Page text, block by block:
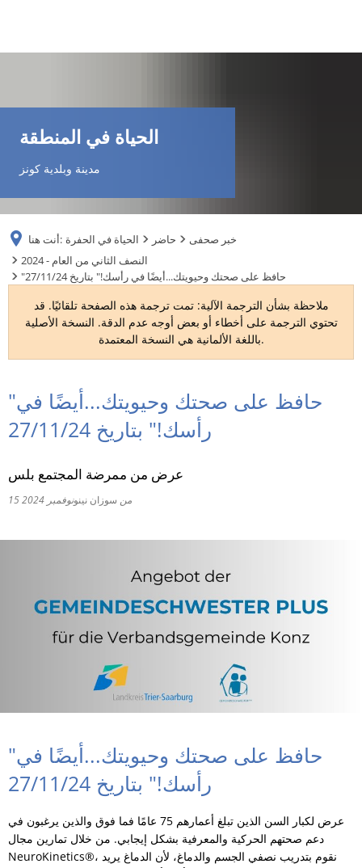
TR
RU
الحياة في المنطقة
مدينة وبلدية كونز
أنت هنا: الحياة في الحفرة حاضر
خبر صحفى
2024 - النصف الثاني من العام
"حافظ على صحتك وحيويتك...أيضًا في رأسك!" بتاريخ 27/11/24
ملاحظة بشأن الترجمة الآلية: تمت ترجمة هذه الصفحة تلقائيًا. قد
تحتوي الترجمة على أخطاء أو بعض أوجه عدم الدقة. النسخة الأصلية
باللغة الألمانية هي النسخة المعتمدة.
"حافظ على صحتك وحيويتك...أيضًا في
رأسك!" بتاريخ 27/11/24
عرض من ممرضة المجتمع بلس
15 نوفمبر 2024 من سوزان نينو
"حافظ على صحتك وحيويتك...أيضًا في
رأسك!" بتاريخ 27/11/24
عرض لكبار السن الذين تبلغ أعمارهم 75 عامًا فما فوق والذين يرغبون في
دعم صحتهم الحركية والمعرفية بشكل إيجابي. من خلال تمارين مجال
NeuroKinetics®، نقوم بتدريب نصفي الجسم والدماغ، لأن الدماغ يريد